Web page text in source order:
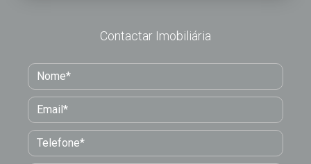
Contactar Imobiliária